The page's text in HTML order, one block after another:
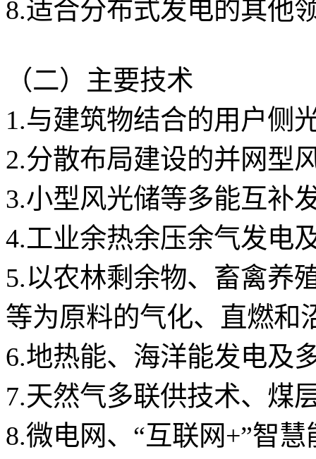
8.适合分布式发电的其他
（二）主要技术
1.与建筑物结合的用户侧
2.分散布局建设的并网型
3.小型风光储等多能互补
4.工业余热余压余气发电
5.以农林剩余物、畜禽养
等为原料的气化、直燃和
6.地热能、海洋能发电及
7.天然气多联供技术、煤
8.微电网、“互联网+”智